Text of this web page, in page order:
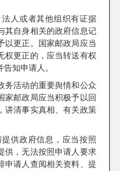
法人或者其他组织有证据
其自身相关的政府信息记
以更正。国家邮政局应当
权更正的，应当转送有权
知申请人。
活动的重要舆情和公众
家邮政局应当积极予以回
讲清事实真相、有关政策
提供政府信息，应当按照
供，无法按照申请人要求
申请人查阅相关资料、提